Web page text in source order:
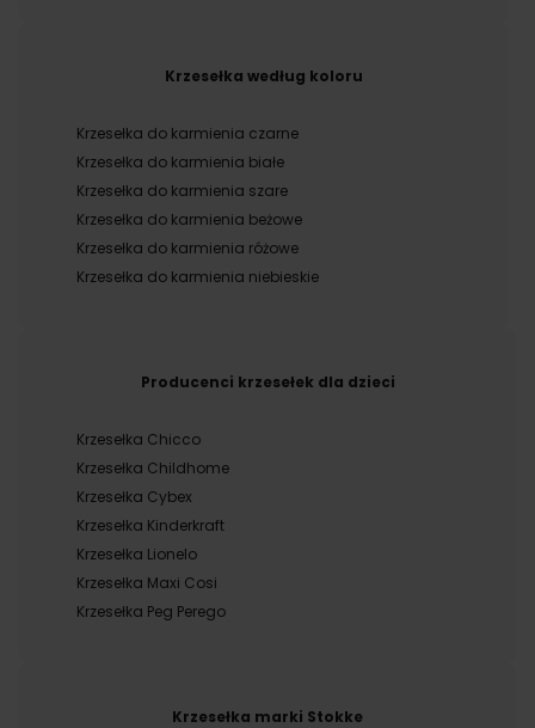
Krzesełka według koloru
Krzesełka do karmienia czarne
Krzesełka do karmienia białe
Krzesełka do karmienia szare
Krzesełka do karmienia beżowe
Krzesełka do karmienia różowe
Krzesełka do karmienia niebieskie
Producenci krzesełek dla dzieci
Krzesełka Chicco
Krzesełka Childhome
Krzesełka Cybex
Krzesełka Kinderkraft
Krzesełka Lionelo
Krzesełka Maxi Cosi
Krzesełka Peg Perego
Krzesełka marki Stokke